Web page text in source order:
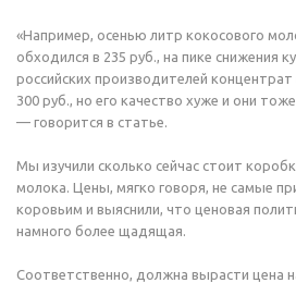
«Например, осенью литр кокосового
обходился в 235 руб., на пике снижения
российских производителей
300 руб., но его качество хуже и они
— говорится в статье.
Мы изучили сколько сейчас стоит
молока. Цены, мягко говоря, не самые
коровьим и выяснили, что ценовая
намного более щадящая.
Соответственно, должна вырасти цена